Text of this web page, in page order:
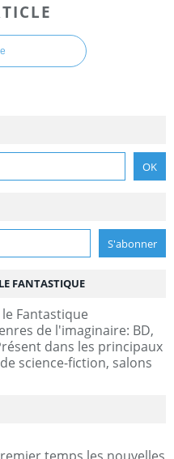
FANTASTIQUE
de l'imaginaire: BD,
dans les principaux
science-fiction, salons